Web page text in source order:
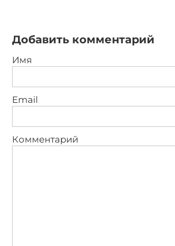
Добавить комментарий
Имя
Email
Комментарий